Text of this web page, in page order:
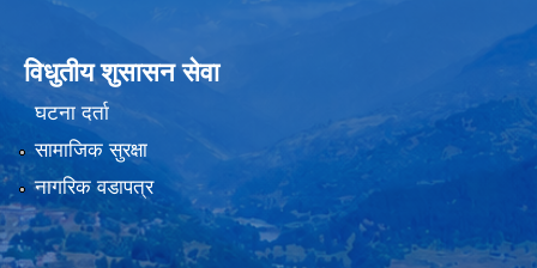
विधुतीय शुसासन सेवा
घटना दर्ता
सामाजिक सुरक्षा
नागरिक वडापत्र